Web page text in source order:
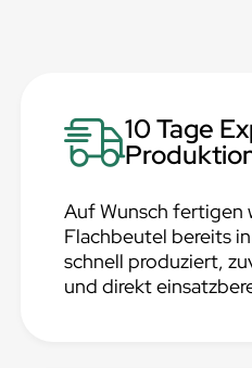
10 Tage
Auf Wunsch fertigen
Flachbeutel bereits
schnell produziert,
und direkt